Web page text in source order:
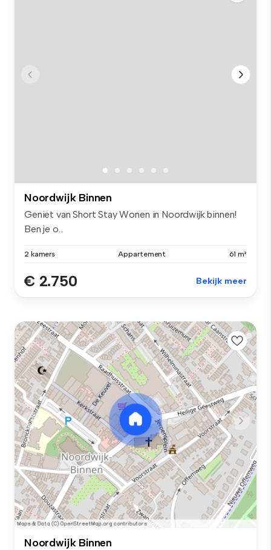
Noordwijk Binnen
Geniet van Short Stay Wonen in Noordwijk binnen!
Ben je o...
2 kamers Appartement 61 m²
€ 2.750 Bekijk meer
Noordwijk Binnen